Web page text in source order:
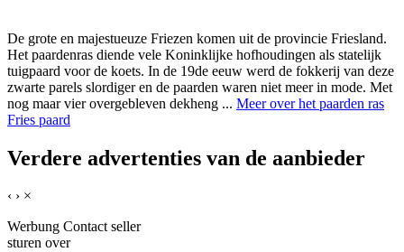
De grote en majestueuze Friezen komen uit de provincie Friesland.
Het paardenras diende vele Koninklijke hofhoudingen als statelijk
tuigpaard voor de koets. In de 19de eeuw werd de fokkerij van deze
zwarte parels slordiger en de paarden waren niet meer in mode. Met
nog maar vier overgebleven dekheng ... Meer over het paarden ras
Fries paard
Verdere advertenties van de aanbieder
‹ › ×
Werbung Contact seller
sturen over